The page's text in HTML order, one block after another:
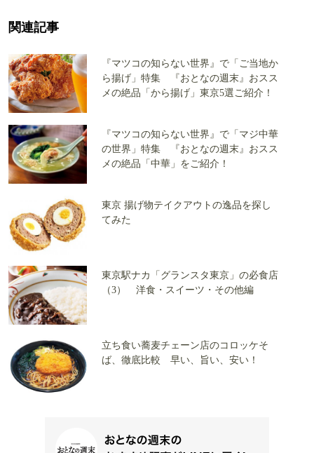
関連記事
『マツコの知らない世界』で「ご当地か
ら揚げ」特集 『おとなの週末』おスス
メの絶品「から揚げ」東京5選ご紹介！
『マツコの知らない世界』で「マジ中華
の世界」特集 『おとなの週末』おスス
メの絶品「中華」をご紹介！
東京 揚げ物テイクアウトの逸品を探し
てみた
東京駅ナカ「グランスタ東京」の必食店
（3） 洋食・スイーツ・その他編
立ち食い蕎麦チェーン店のコロッケそ
ば、徹底比較 早い、旨い、安い！